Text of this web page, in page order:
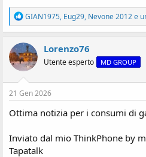
R
e
a
z
i
o
n
i
:
GIAN1975, Eug29, Nevone 2012e
Lorenzo76
Utente esperto MD GROUP
21 Gen 2026
Ottima notizia per i consumi di
Inviato dal mio ThinkPhone by
Tapatalk